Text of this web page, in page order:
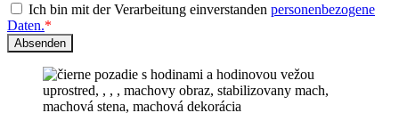
Ich bin mit der Verarbeitung einverstanden personenbezogene
Daten.*
Absenden